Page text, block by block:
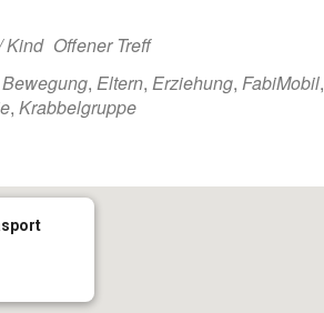
Kind Offener Treff
Bewegung,Eltern,Erziehung,FabiMobil,
,Krabbelgruppe